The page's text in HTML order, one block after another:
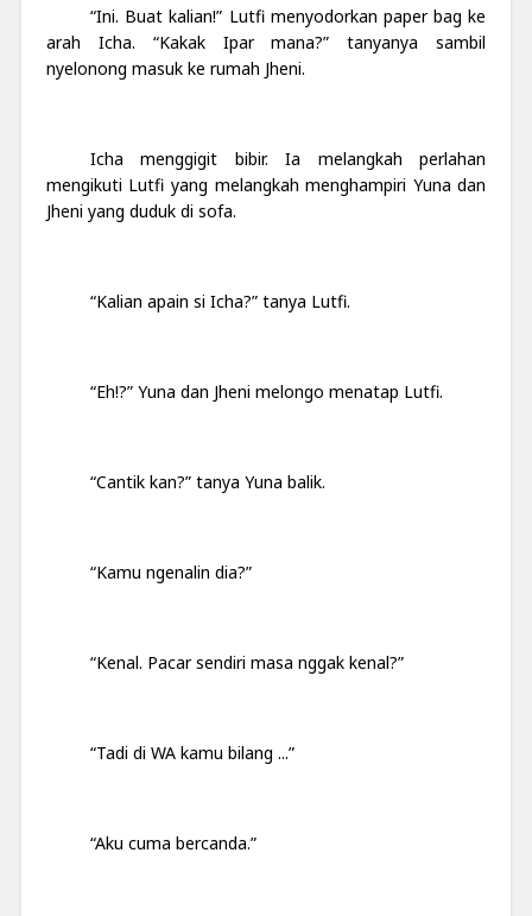
“Ini. Buat kalian!” Lutfi menyodorkan paper bag ke
arah Icha. “Kakak Ipar mana?” tanyanya sambil
nyelonong masuk ke rumah Jheni.
Icha menggigit bibir. Ia melangkah perlahan
mengikuti Lutfi yang melangkah menghampiri Yuna dan
Jheni yang duduk di sofa.
“Kalian apain si Icha?” tanya Lutfi.
“Eh!?” Yuna dan Jheni melongo menatap Lutfi.
“Cantik kan?” tanya Yuna balik.
“Kamu ngenalin dia?”
“Kenal. Pacar sendiri masa nggak kenal?”
“Tadi di WA kamu bilang ...”
“Aku cuma bercanda.”